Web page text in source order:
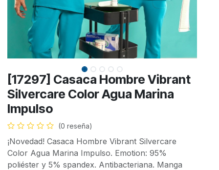
[17297] Casaca Hombre Vibrant
Silvercare Color Agua Marina
Impulso
(0 reseña)
¡Novedad! Casaca Hombre Vibrant Silvercare
Color Agua Marina Impulso. Emotion: 95%
poliéster y 5% spandex. Antibacteriana. Manga